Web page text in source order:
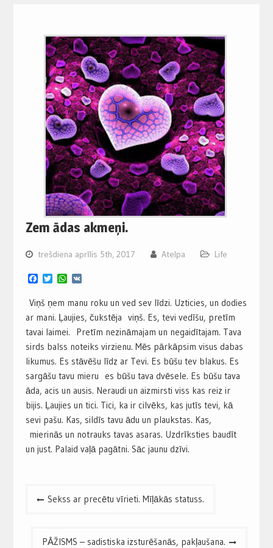
Zem ādas akmeņi.
trešdiena aprīlis 5th, 2017 Atelpa Life
Facebook
TwitterWhatsApp
VK
Viņš ņem manu roku un ved sev līdzi. Uzticies, un dodies
ar mani. Ļaujies, čukstēja viņš. Es, tevi vedīšu, pretīm
tavai laimei. Pretīm nezināmajam un negaidītajam. Tava
sirds balss noteiks virzienu. Mēs pārkāpsim visus dabas
likumus. Es stāvēšu līdz ar Tevi. Es būšu tev blakus. Es
sargāšu tavu mieru es būšu tava dvēsele. Es būšu tava
āda, acis un ausis. Neraudi un aizmirsti viss kas reiz ir
bijis. Ļaujies un tici. Tici, ka ir cilvēks, kas jutīs tevi, kā
sevi pašu. Kas, sildīs tavu ādu un plaukstas. Kas,
mierinās un notrauks tavas asaras. Uzdrīksties baudīt
un just. Palaid vaļā pagātni. Sāc jaunu dzīvi.
PostSekss ar precētu vīrieti. Mīļākās statuss.
PĀŽISMS – sadistiska izsturēšanās, pakļaušana.